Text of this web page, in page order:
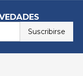
Suscribirse